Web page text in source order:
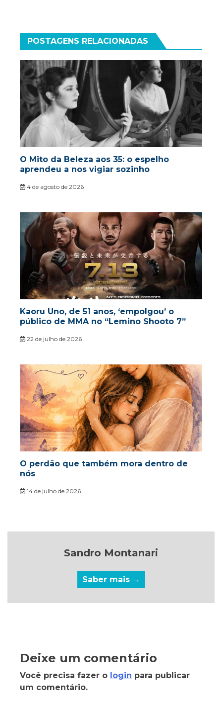
POSTAGENS RELACIONADAS
O Mito da Beleza aos 35: o espelho
aprendeu a nos vigiar sozinho
4 de agosto de 2026
Kaoru Uno, de 51 anos, ‘empolgou’ o
público de MMA no “Lemino Shooto 7”
22 de julho de 2026
O perdão que também mora dentro de
nós
14 de julho de 2026
Sandro Montanari
Saber mais →
Deixe um comentário
Você precisa fazer o login para publicar
um comentário.